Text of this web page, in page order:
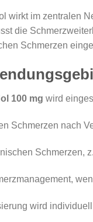
wirkt im zentralen
die
Schmerzen
100 mg wird
Schmerzen nach
Schmerzen,
wird